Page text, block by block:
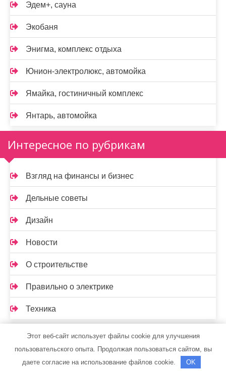
Эдем+, сауна
Экобаня
Энигма, комплекс отдыха
Юнион-электролюкс, автомойка
Ямайка, гостиничный комплекс
Янтарь, автомойка
Интересное по рубрикам
Взгляд на финансы и бизнес
Дельные советы
Дизайн
Новости
О строительстве
Правильно о электрике
Техника
Спасибо, что выбрали нас
Этот веб-сайт использует файлы cookie для улучшения
пользовательского опыта. Продолжая пользоваться сайтом, вы
даете согласие на использование файлов cookie.
OK